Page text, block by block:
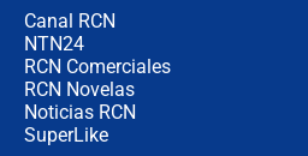
Canal RCN
NTN24
RCN Comerciales
RCN Novelas
Noticias RCN
SuperLike